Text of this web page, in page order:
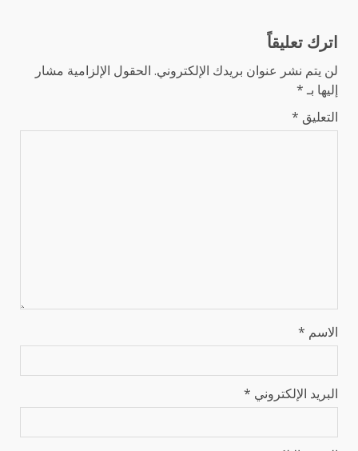
اترك تعليقاً
لن يتم نشر عنوان بريدك الإلكتروني. الحقول الإلزامية مشار
إليها بـ*
التعليق *
الاسم *
البريد الإلكتروني *